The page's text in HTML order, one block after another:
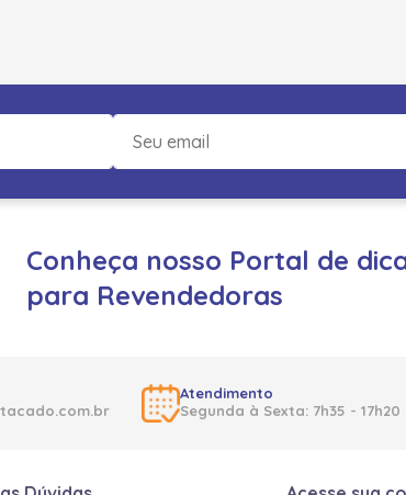
Conheça nosso Portal de
para Revendedoras
Atendimento
Segunda à Sexta: 7h35 - 17h20